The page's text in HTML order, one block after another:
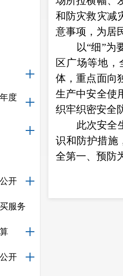
度
开
服务
开
和防灾救灾减
意事项，为居
以“细”为
区广场等地
体，重点面向
生产中安全使
织牢织密安全
此次安全
识和防护措施
全第一、预防